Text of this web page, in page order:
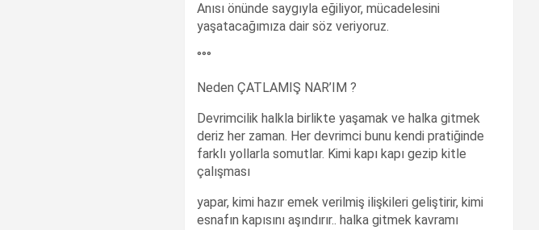
Anısı önünde saygıyla eğiliyor, mücadelesini
yaşatacağımıza dair söz veriyoruz.
°°°
Neden ÇATLAMIŞ NAR’IM ?
Devrimcilik halkla birlikte yaşamak ve halka gitmek
deriz her zaman. Her devrimci bunu kendi pratiğinde
farklı yollarla somutlar. Kimi kapı kapı gezip kitle
çalışması
yapar, kimi hazır emek verilmiş ilişkileri geliştirir, kimi
esnafın kapısını aşındırır.. halka gitmek kavramı